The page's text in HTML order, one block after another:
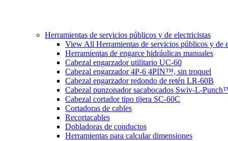
Herramientas de servicios públicos y de electricistas
View All Herramientas de servicios públicos y de
Herramientas de engarce hidráulicas manuales
Cabezal engarzador utilitario UC-60
Cabezal engarzador 4P-6 4PIN™, sin troquel
Cabezal engarzador redondo de retén LR-60B
Cabezal punzonador sacabocados Swiv-L-
Cabezal cortador tipo tijera SC-60C
Cortadoras de cables
Recortacables
Dobladoras de conductos
Herramientas para calcular dimensiones